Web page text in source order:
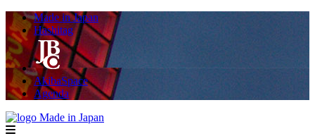
Made in Japan
Hashitag
AkibaSpace
Agenda
menu